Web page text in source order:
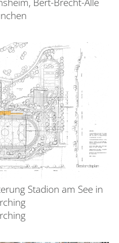
Stadion am See in